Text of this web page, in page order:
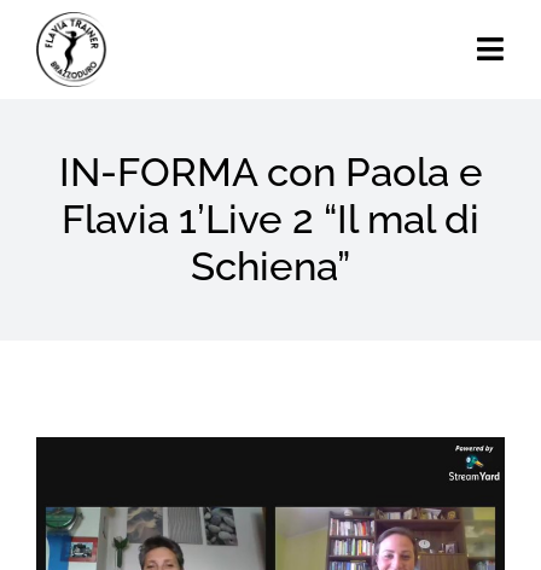
content
Chi Sono
Calendario Eventi
Search
for:
IN-FORMA con Paola e
Flavia 1’Live 2 “Il mal di
Schiena”
Image